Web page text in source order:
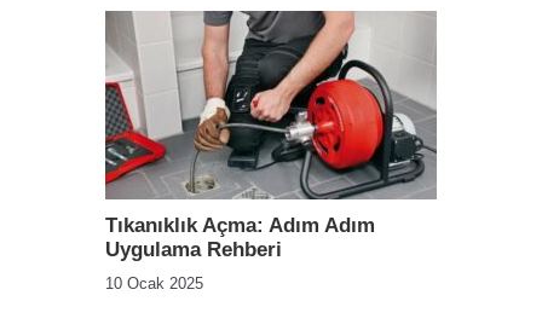
Tıkanıklık Açma: Adım Adım
Uygulama Rehberi
10 Ocak 2025